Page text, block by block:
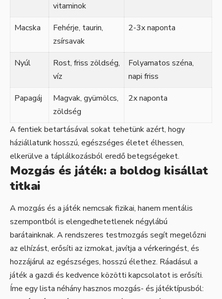
vitaminok
Macska
Fehérje, taurin,
zsírsavak
2-3x naponta
Nyúl
Rost, friss zöldség,
víz
Folyamatos széna,
napi friss
Papagáj
Magvak, gyümölcs,
zöldség
2x naponta
A fentiek betartásával sokat tehetünk azért, hogy
háziállatunk hosszú, egészséges életet élhessen,
elkerülve a táplálkozásból eredő betegségeket.
Mozgás és játék: a boldog kisállat
titkai
A mozgás és a játék nemcsak fizikai, hanem mentális
szempontból is elengedhetetlenek négylábú
barátainknak. A rendszeres testmozgás segít megelőzni
az elhízást, erősíti az izmokat, javítja a vérkeringést, és
hozzájárul az egészséges, hosszú élethez. Ráadásul a
játék a gazdi és kedvence közötti kapcsolatot is erősíti.
Íme egy lista néhány hasznos mozgás- és játéktípusból: